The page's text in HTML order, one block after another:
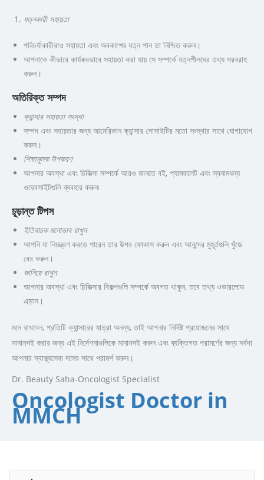
যত্নকারী সহায়তা
পরিচর্যাকারীরাও সহায়তা এবং অবকাশের যত্ন পান তা নিশ্চিত করুন।
আপনাকে কীভাবে কার্যকরভাবে সহায়তা করা যায় সে সম্পর্কে যত্নশীলদের তথ্য সরবরাহ
করুন।
অতিরিক্ত সম্পদ
ক্যান্সার সহায়তা সংস্থা
সম্পদ এবং সহায়তার জন্য আমেরিকান ক্যান্সার সোসাইটির মতো সংস্থার সাথে যোগাযোগ
করুন।
শিক্ষামূলক উপকরণ
আপনার অবস্থা এবং চিকিত্সা সম্পর্কে আরও জানতে বই, প্যামফলেট এবং স্বনামধন্য
ওয়েবসাইটগুলি ব্যবহার করুন৷
চূড়ান্ত টিপস
ইতিবাচক মনোভাব রাখুন
আপনি যা নিয়ন্ত্রণ করতে পারেন তার উপর ফোকাস করুন এবং আনন্দের মুহূর্তগুলি খুঁজে
বের করুন।
জানিয়ে রাখুন
আপনার অবস্থা এবং চিকিত্সার বিকল্পগুলি সম্পর্কে অবগত থাকুন, তবে তথ্য ওভারলোড
এড়ান।
মনে রাখবেন, প্রতিটি ক্যান্সারের যাত্রা অনন্য, তাই আপনার নির্দিষ্ট প্রয়োজনের সাথে
মানানসই করার জন্য এই নির্দেশনাগুলিকে মানানসই করুন এবং ব্যক্তিগত পরামর্শের জন্য সর্বদা
আপনার স্বাস্থ্যসেবা দলের সাথে পরামর্শ করুন।
Dr. Beauty Saha-Oncologist Specialist
Oncologist Doctor in
MMCH